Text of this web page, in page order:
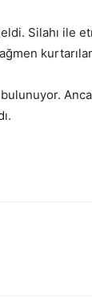
Silahı ile